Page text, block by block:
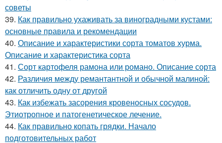
советы
39. Как правильно ухаживать за виноградными кустами:
основные правила и рекомендации
40. Описание и характеристики сорта томатов хурма.
Описание и характеристика сорта
41. Сорт картофеля рамона или романо. Описание сорта
42. Различия между ремантантной и обычной малиной:
как отличить одну от другой
43. Как избежать засорения кровеносных сосудов.
Этиотропное и патогенетическое лечение.
44. Как правильно копать грядки. Начало
подготовительных работ